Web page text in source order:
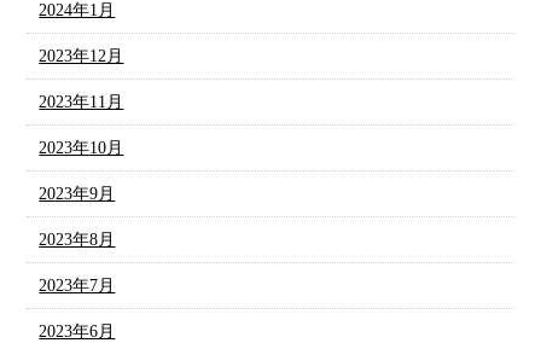
2024年1月
2023年12月
2023年11月
2023年10月
2023年9月
2023年8月
2023年7月
2023年6月